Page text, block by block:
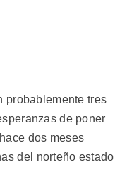
probablemente tres
de poner
dos meses
del norteño estado